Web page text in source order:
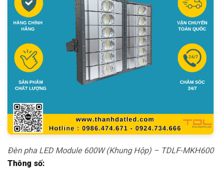
Đèn pha LED Module 600W (Khung Hộp) – TDLF-MKH600
Thông số: